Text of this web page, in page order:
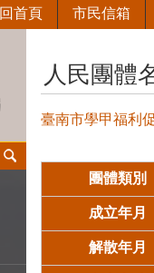
回首頁 市民信箱
人民團體
臺南市學甲福利
團體類別
成立年月
解散年月